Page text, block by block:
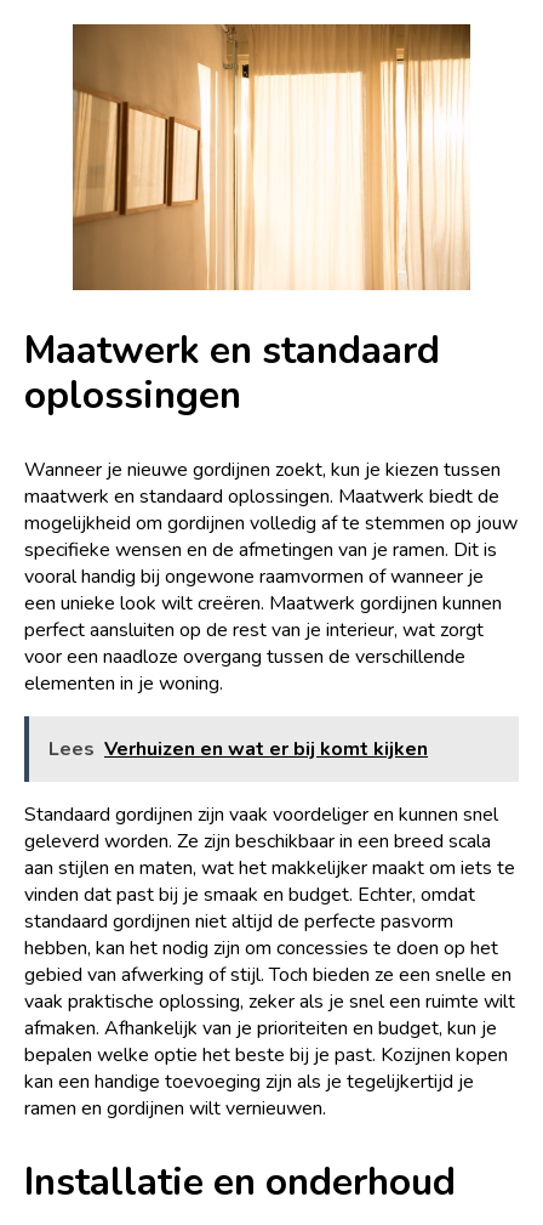
Maatwerk en standaard
oplossingen
Wanneer je nieuwe gordijnen zoekt, kun je kiezen tussen
maatwerk en standaard oplossingen. Maatwerk biedt de
mogelijkheid om gordijnen volledig af te stemmen op jouw
specifieke wensen en de afmetingen van je ramen. Dit is
vooral handig bij ongewone raamvormen of wanneer je
een unieke look wilt creëren. Maatwerk gordijnen kunnen
perfect aansluiten op de rest van je interieur, wat zorgt
voor een naadloze overgang tussen de verschillende
elementen in je woning.
Lees Verhuizen en wat er bij komt kijken
Standaard gordijnen zijn vaak voordeliger en kunnen snel
geleverd worden. Ze zijn beschikbaar in een breed scala
aan stijlen en maten, wat het makkelijker maakt om iets te
vinden dat past bij je smaak en budget. Echter, omdat
standaard gordijnen niet altijd de perfecte pasvorm
hebben, kan het nodig zijn om concessies te doen op het
gebied van afwerking of stijl. Toch bieden ze een snelle en
vaak praktische oplossing, zeker als je snel een ruimte wilt
afmaken. Afhankelijk van je prioriteiten en budget, kun je
bepalen welke optie het beste bij je past. Kozijnen kopen
kan een handige toevoeging zijn als je tegelijkertijd je
ramen en gordijnen wilt vernieuwen.
Installatie en onderhoud